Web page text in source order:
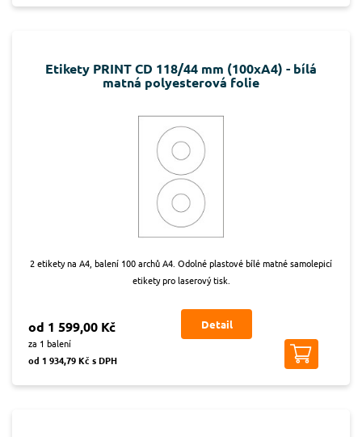
Etikety PRINT CD 118/44 mm (100xA4) - bílá
matná polyesterová folie
2 etikety na A4, balení 100 archů A4. Odolné plastové bílé matné samolepicí
etikety pro laserový tisk.
od 1 599,00 Kč
za 1 balení
od 1 934,79 Kč s DPH
Detail